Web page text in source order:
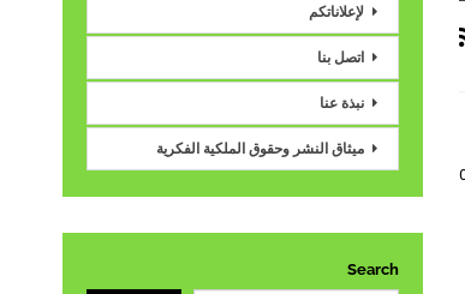
لإعلاناتكم
اتصل بنا
نبذة عنا
ميثاق النشر وحقوق الملكية الفكرية
Search